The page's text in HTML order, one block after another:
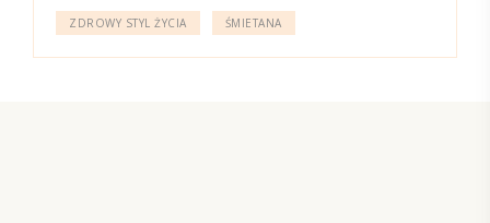
ZDROWY STYL ŻYCIA ŚMIETANA